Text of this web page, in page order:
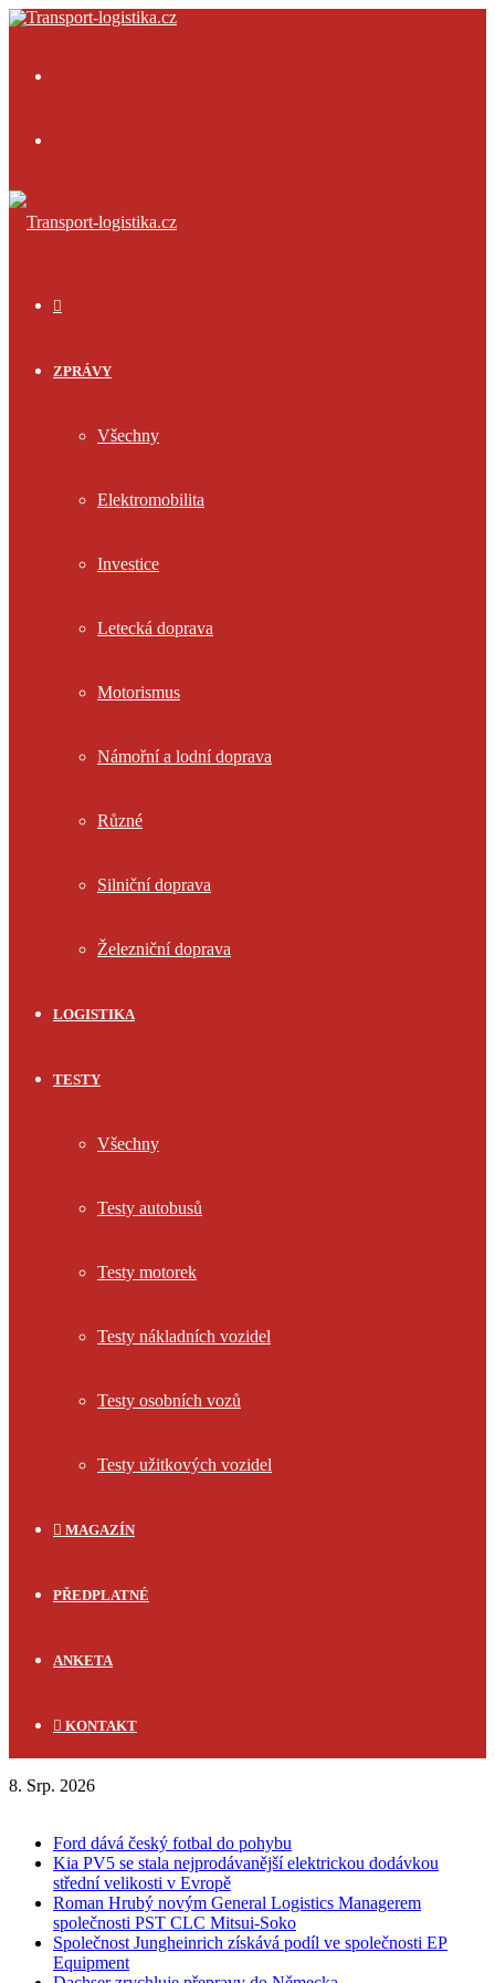
ZPRÁVY
Všechny
Elektromobilita
Investice
Letecká doprava
Motorismus
Námořní a lodní doprava
Různé
Silniční doprava
Železniční doprava
LOGISTIKA
TESTY
Všechny
Testy autobusů
Testy motorek
Testy nákladních vozidel
Testy osobních vozů
Testy užitkových vozidel
MAGAZÍN
PŘEDPLATNÉ
ANKETA
KONTAKT
8. Srp. 2026
Ford dává český fotbal do pohybu
Kia PV5 se stala nejprodávanější elektrickou dodávkou
střední velikosti v Evropě
Roman Hrubý novým General Logistics Managerem
společnosti PST CLC Mitsui-Soko
Společnost Jungheinrich získává podíl ve společnosti EP
Equipment